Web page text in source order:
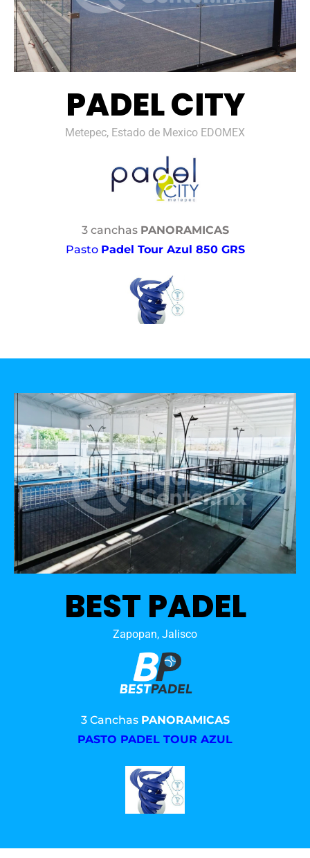
PADEL CITY
Metepec, Estado de Mexico EDOMEX
3 canchas PANORAMICAS
Pasto Padel Tour Azul 850 GRS
BEST PADEL
Zapopan, Jalisco
3 Canchas PANORAMICAS
PASTO PADEL TOUR AZUL